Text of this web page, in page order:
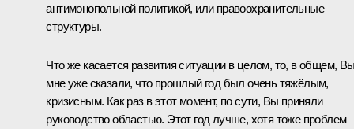
антимонопольной политикой, или правоохранительные
структуры.
Что же касается развития ситуации в целом, то, в общем,
мне уже сказали, что прошлый год был очень тяжёлым,
кризисным. Как раз в этот момент, по сути, Вы приняли
руководство областью. Этот год лучше, хотя тоже проблем